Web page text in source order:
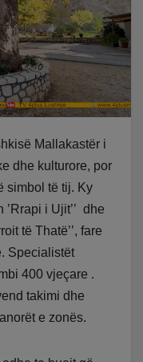
Mallakastër i
dhe kulturore, por
simbol të tij. Ky
i Ujit’’ dhe
të Thatë’’, fare
Specialistët
400 vjeçare .
takimi dhe
e zonës.